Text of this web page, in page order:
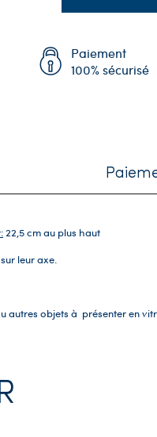
Paiement
100% sécurisé
22,5 cm au plus haut
leur axe.
autres objets à présenter en